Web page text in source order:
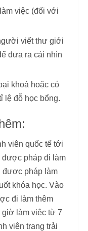
việc (đối với
viết thư giới
đưa ra cái nhìn
khoá hoặc có
lệ đỗ học bổng.
viên quốc tế tới
được pháp đi làm
được pháp làm
khóa học. Vào
đi làm thêm
giờ làm việc từ 7
viên trang trải